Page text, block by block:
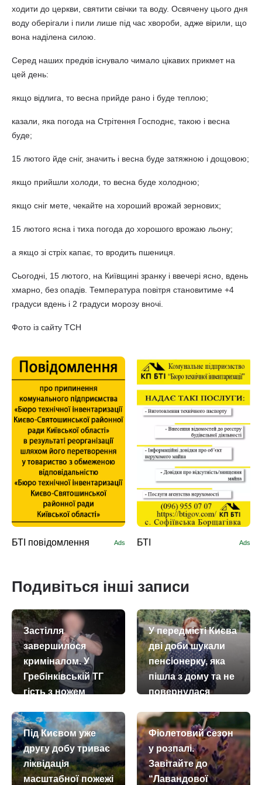
ходити до церкви, святити свічки та воду. Освячену цього дня
воду оберігали і пили лише під час хвороби, адже вірили, що
вона наділена силою.
Серед наших предків існувало чимало цікавих прикмет на
цей день:
якщо відлига, то весна прийде рано і буде теплою;
казали, яка погода на Стрітення Господнє, такою і весна
буде;
15 лютого йде сніг, значить і весна буде затяжною і дощовою;
якщо прийшли холоди, то весна буде холодною;
якщо сніг мете, чекайте на хороший врожай зернових;
15 лютого ясна і тиха погода до хорошого врожаю льону;
а якщо зі стріх капає, то вродить пшениця.
Сьогодні, 15 лютого, на Київщині зранку і ввечері ясно, вдень
хмарно, без опадів. Температура повітря становитиме +4
градуси вдень і 2 градуси морозу вночі.
Фото із сайту ТСН
БТІ повідомлення Ads БТІ Ads
Подивіться інші записи
Застілля
завершилося
криміналом. У
Гребінківській ТГ
гість з ножем
господаря
today 14.07.2026 remove_red_eye2534
У передмісті Києва
дві доби шукали
пенсіонерку, яка
пішла з дому та не
повернулася
Під Києвом уже
другу добу триває
ліквідація
масштабної пожежі
Фіолетовий сезон
у розпалі.
Завітайте до
“Лавандової